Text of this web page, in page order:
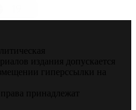
издания допускается
гиперссылки на
принадлежат